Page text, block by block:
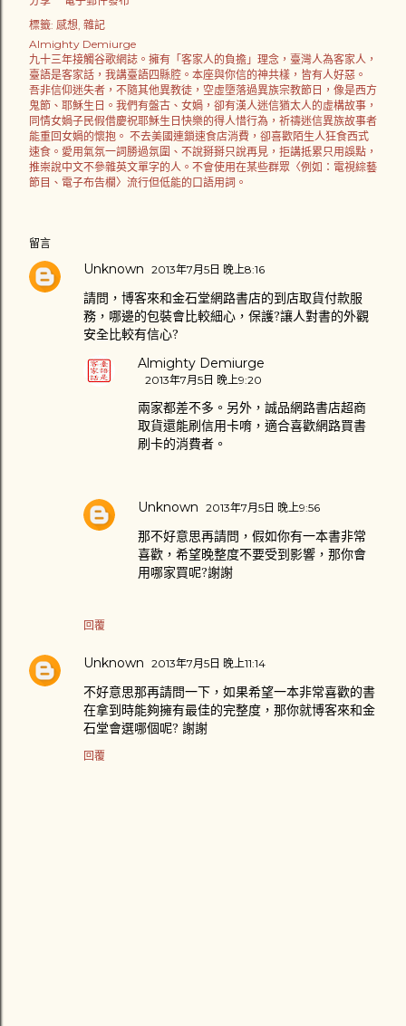
標籤: 感想 雜記
Almighty Demiurge
九十三年接觸谷歌網誌。擁有「客家人的負擔」理念，臺灣人為客家人，
臺語是客家話，我講臺語四縣腔。本座與你信的神共樣，皆有人好惡。
吾非信仰迷失者，不隨其他異教徒，空虛墮落過異族宗教節日，像是西方
鬼節、耶穌生日。我們有盤古、女媧，卻有漢人迷信猶太人的虛構故事，
同情女媧子民假借慶祝耶穌生日快樂的得人惜行為，祈禱迷信異族故事者
能重回女媧的懷抱。 不去美國連鎖速食店消費，卻喜歡陌生人狂食西式
速食。愛用氣氛一詞勝過氛圍、不說掰掰只說再見，拒講抵累只用誤點，
推崇說中文不參雜英文單字的人。不會使用在某些群眾〈例如：電視綜藝
節目、電子布告欄〉流行但低能的口語用詞。
留言
Unknown 2013年7月5日 晚上8:16
請問，博客來和金石堂網路書店的到店取貨付款服
務，哪邊的包裝會比較細心，保護?讓人對書的外觀
安全比較有信心?
回覆
Almighty Demiurge
2013年7月5日 晚上9:20
兩家都差不多。另外，誠品網路書店超商
取貨還能刷信用卡唷，適合喜歡網路買書
刷卡的消費者。
Unknown 2013年7月5日 晚上9:56
那不好意思再請問，假如你有一本書非常
喜歡，希望晚整度不要受到影響，那你會
用哪家買呢?謝謝
Unknown 2013年7月5日 晚上11:14
不好意思那再請問一下，如果希望一本非常喜歡的書
在拿到時能夠擁有最佳的完整度，那你就博客來和金
石堂會選哪個呢? 謝謝
回覆